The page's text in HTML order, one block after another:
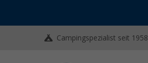
Campingspezialist seit 1958